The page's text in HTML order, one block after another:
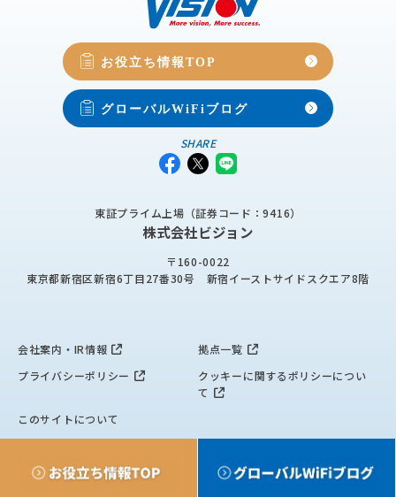
お役立ち情報TOP
グローバルWiFiブログ
SHARE
東証プライム上場（証券コード：9416）
株式会社ビジョン
〒160-0022
東京都新宿区新宿6丁目27番30号
新宿イーストサイドスクエア8階
会社案内・IR情報
拠点一覧
プライバシーポリシー
クッキーに関するポリシーについ
て
このサイトについて
Copyright © Vision Inc. All Rights Reserved.